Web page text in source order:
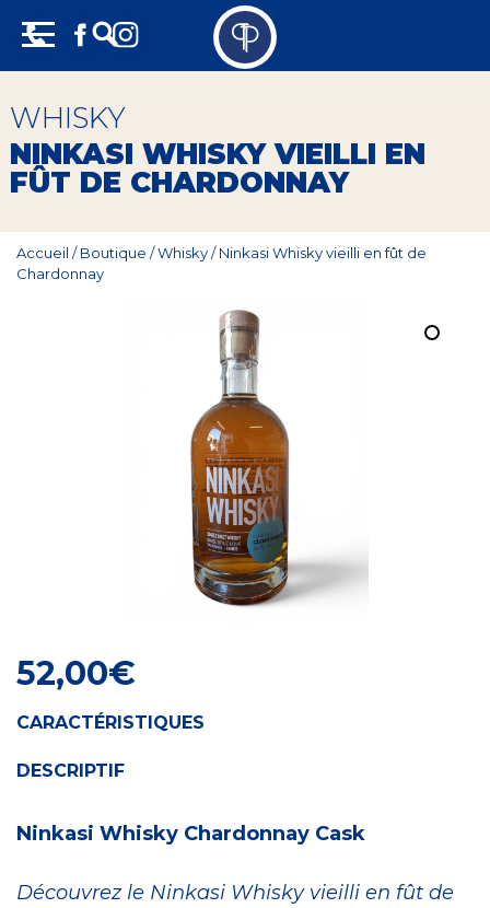
content
WHISKY
NINKASI WHISKY VIEILLI EN
FÛT DE CHARDONNAY
Accueil /Boutique /Whisky/Ninkasi Whisky vieilli en fût de
Chardonnay
52,00€
CARACTÉRISTIQUES
DESCRIPTIF
Ninkasi Whisky Chardonnay Cask
Découvrez le Ninkasi Whisky vieilli en fût de
Champagne
Whisky
Rhum
Panneau de gestion des cookies